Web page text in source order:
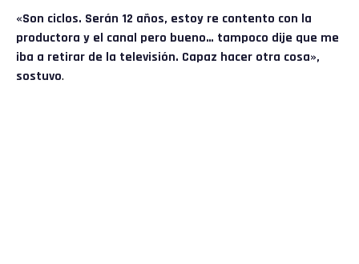
«Son ciclos. Serán 12 años, estoy re contento con la
productora y el canal pero bueno… tampoco dije que me
iba a retirar de la televisión. Capaz hacer otra cosa»,
sostuvo.